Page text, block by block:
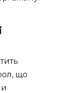
що